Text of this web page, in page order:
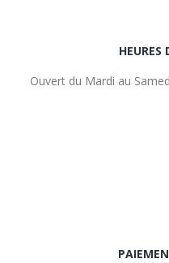
HEURES
Ouvert du Mardi au